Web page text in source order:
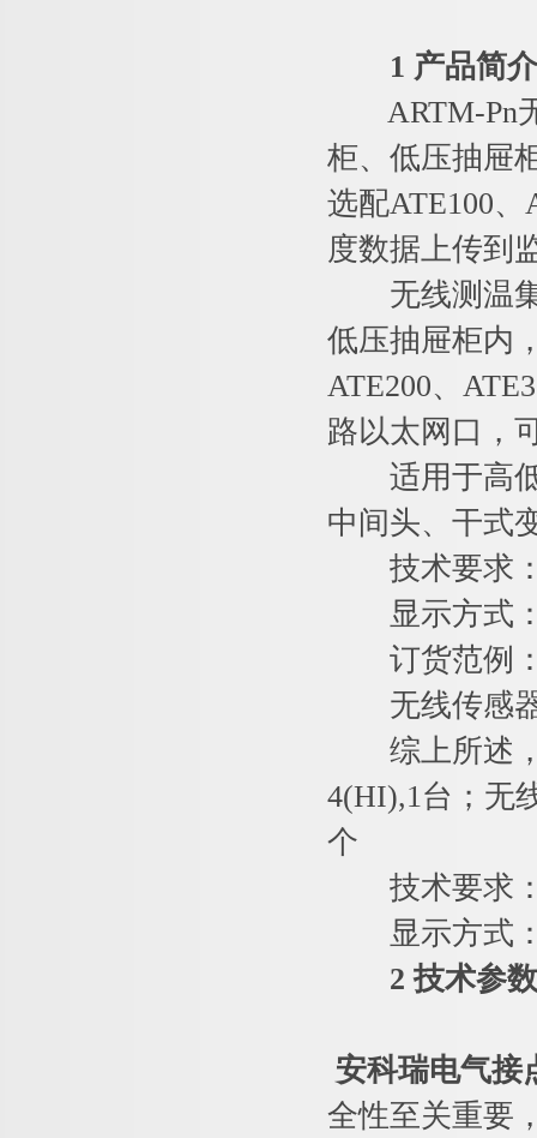
1 产品简介
ARTM-Pn无
柜、低压抽屉
选配ATE100
度数据上传到
无线测温集
低压抽屉柜内
ATE200、
路以太网口，
适用于高低
中间头、干式
技术要求：
显示方式：
订货范例
无线传感器
综上所述，
4(HI),1台；无
个
技术要求：
显示方式：
2 技术参数
安科瑞电气接
全性至关重要